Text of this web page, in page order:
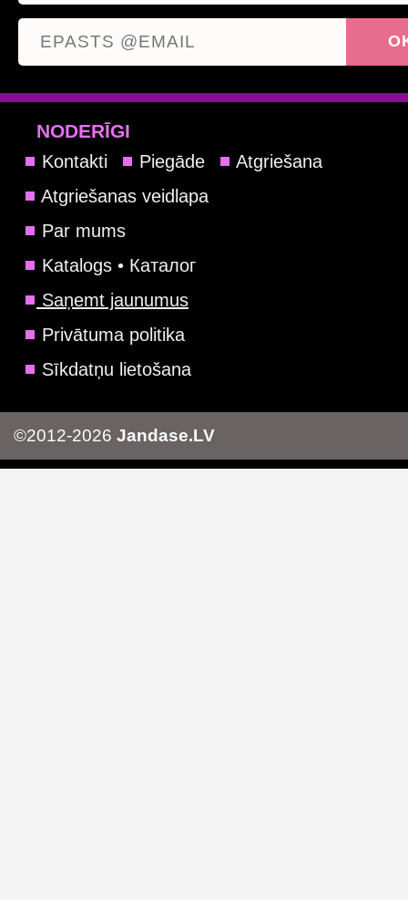
NODERĪGI
Kontakti Piegāde
Atgriešana
Atgriešanas veidlapa
Par mums
Katalogs • Каталог
Saņemt jaunumus
Privātuma politika
Sīkdatņu lietošana
©2012-2026 Jandase.LV